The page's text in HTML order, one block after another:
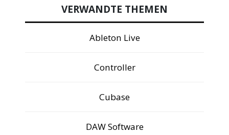
VERWANDTE THEMEN
Ableton Live
Controller
Cubase
DAW Software